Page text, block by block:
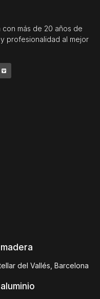
más de 20 años de
profesionalidad al mejor
del Vallés, Barcelona